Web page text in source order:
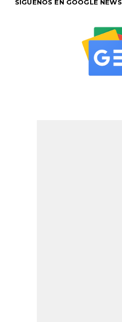
SÍGUENOS EN GOOGLE NEWS